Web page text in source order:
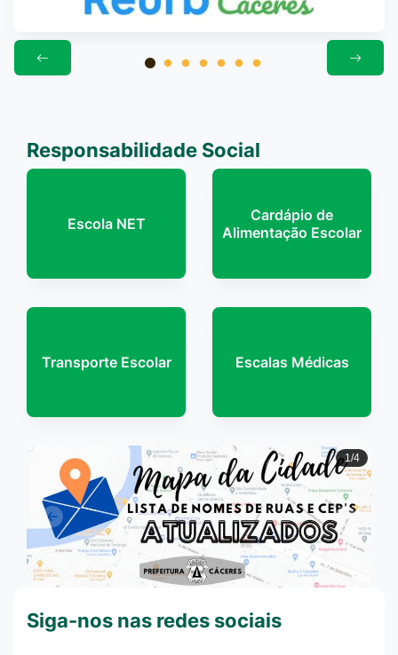
Responsabilidade Social
Escola NET
Cardápio de
Alimentação Escolar
2/4
Anterior
Transporte Escolar Escalas Médicas
Siga-nos nas redes sociais